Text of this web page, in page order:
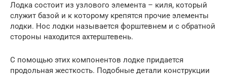
Лодка состоит из узлового элемента – киля, который
служит базой и к которому крепятся прочие элементы
лодки. Нос лодки называется форштевнем и с обратной
стороны находится ахтерштевень.
С помощью этих компонентов лодке придается
продольная жесткость. Подобные детали конструкции